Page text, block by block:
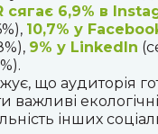
сягає 6,9% в
10,7% у
9% у LinkedIn
що аудиторія
важливі екологічні
інших